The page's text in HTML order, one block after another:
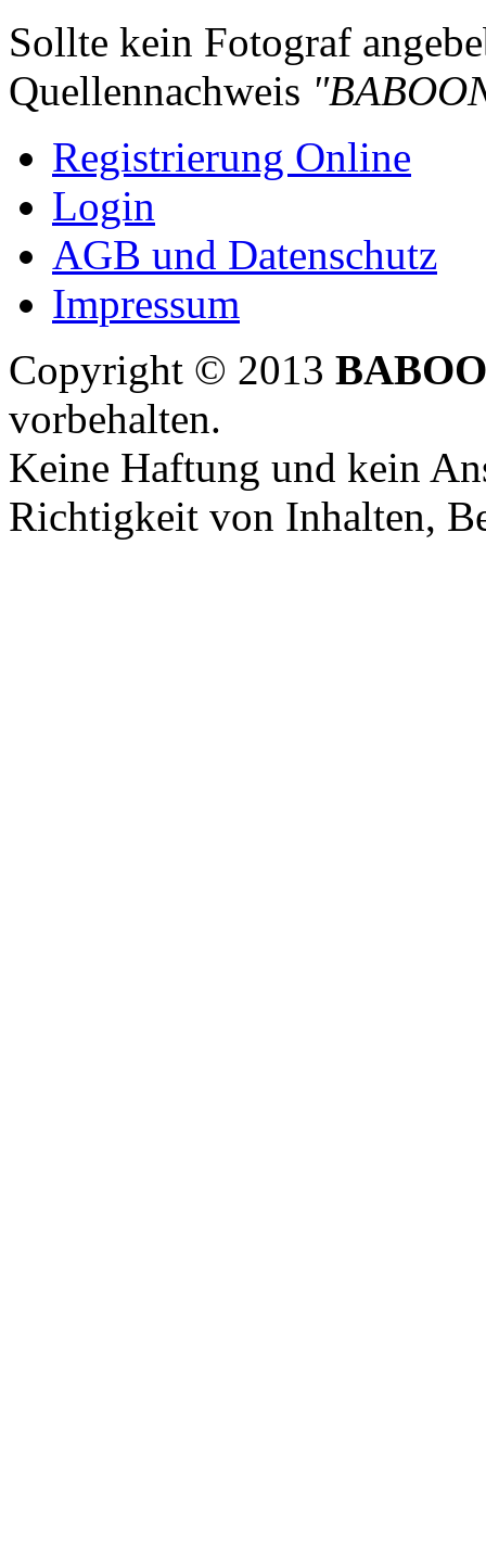
Sollte kein Fotograf
Quellennachweis
Registrierung Online
Login
AGB und Datenschutz
Impressum
Copyright © 2013
vorbehalten.
Keine Haftung und kein
Richtigkeit von Inhalten,